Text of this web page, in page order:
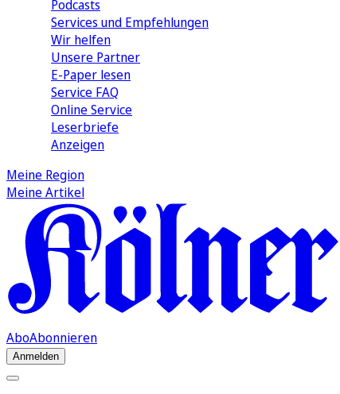
Podcasts
Services und Empfehlungen
Wir helfen
Unsere Partner
E-Paper lesen
Service FAQ
Online Service
Leserbriefe
Anzeigen
Meine Region
Meine Artikel
AboAbonnieren
Anmelden